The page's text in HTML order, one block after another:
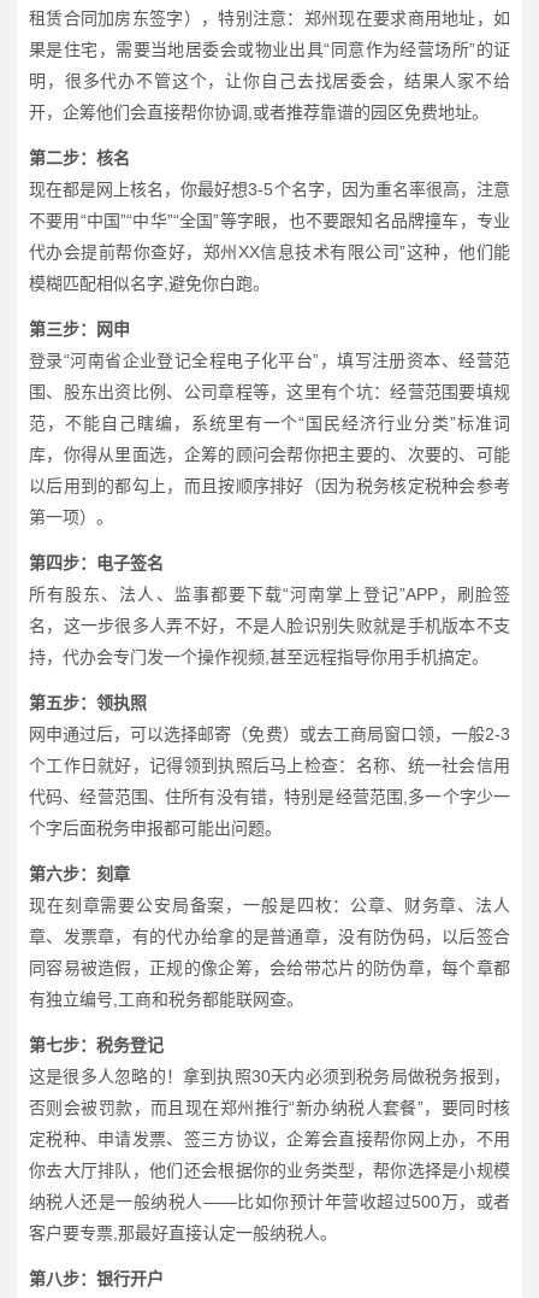
租赁合同加房东签字），特别注意：郑州现在要求商用地址，如
果是住宅，需要当地居委会或物业出具“同意作为经营场所”的证
明，很多代办不管这个，让你自己去找居委会，结果人家不给
开，企筹他们会直接帮你协调,或者推荐靠谱的园区免费地址。
第二步：核名
现在都是网上核名，你最好想3-5个名字，因为重名率很高，注意
不要用“中国”“中华”“全国”等字眼，也不要跟知名品牌撞车，专业
代办会提前帮你查好，郑州XX信息技术有限公司”这种，他们能
模糊匹配相似名字,避免你白跑。
第三步：网申
登录“河南省企业登记全程电子化平台”，填写注册资本、经营范
围、股东出资比例、公司章程等，这里有个坑：经营范围要填规
范，不能自己瞎编，系统里有一个“国民经济行业分类”标准词
库，你得从里面选，企筹的顾问会帮你把主要的、次要的、可能
以后用到的都勾上，而且按顺序排好（因为税务核定税种会参考
第一项）。
第四步：电子签名
所有股东、法人、监事都要下载“河南掌上登记”APP，刷脸签
名，这一步很多人弄不好，不是人脸识别失败就是手机版本不支
持，代办会专门发一个操作视频,甚至远程指导你用手机搞定。
第五步：领执照
网申通过后，可以选择邮寄（免费）或去工商局窗口领，一般2-3
个工作日就好，记得领到执照后马上检查：名称、统一社会信用
代码、经营范围、住所有没有错，特别是经营范围,多一个字少一
个字后面税务申报都可能出问题。
第六步：刻章
现在刻章需要公安局备案，一般是四枚：公章、财务章、法人
章、发票章，有的代办给拿的是普通章，没有防伪码，以后签合
同容易被造假，正规的像企筹，会给带芯片的防伪章，每个章都
有独立编号,工商和税务都能联网查。
第七步：税务登记
这是很多人忽略的！拿到执照30天内必须到税务局做税务报到，
否则会被罚款，而且现在郑州推行“新办纳税人套餐”，要同时核
定税种、申请发票、签三方协议，企筹会直接帮你网上办，不用
你去大厅排队，他们还会根据你的业务类型，帮你选择是小规模
纳税人还是一般纳税人——比如你预计年营收超过500万，或者
客户要专票,那最好直接认定一般纳税人。
第八步：银行开户